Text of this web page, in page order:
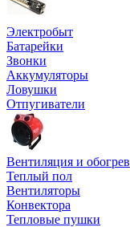
Электробыт
Батарейки
Звонки
Аккумуляторы
Ловушки
Отпугиватели
Вентиляция и обогрев
Теплый пол
Вентиляторы
Конвектора
Тепловые пушки